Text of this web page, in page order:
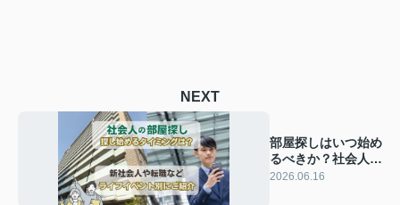
NEXT
部屋探しはいつ始め
るべきか？社会人の
最適なタイミングと
2026.06.16